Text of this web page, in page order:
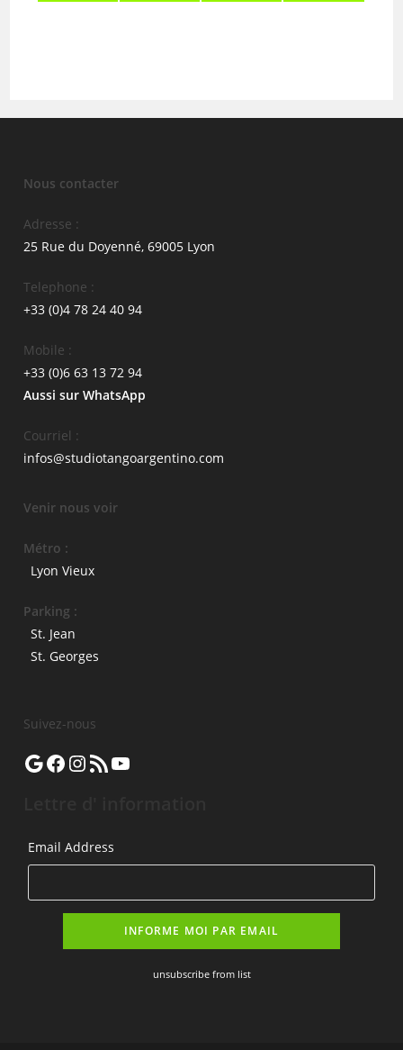
Nous contacter
Adresse :
25 Rue du Doyenné, 69005 Lyon
Telephone :
+33 (0)4 78 24 40 94
Mobile :
+33 (0)6 63 13 72 94
Aussi sur WhatsApp
Courriel :
infos@studiotangoargentino.com
Venir nous voir
Métro :
Lyon Vieux
Parking :
St. Jean
St. Georges
Suivez-nous
GoogleFacebook
Instagram
Flux RSS YouTube
Email Address
unsubscribe from list